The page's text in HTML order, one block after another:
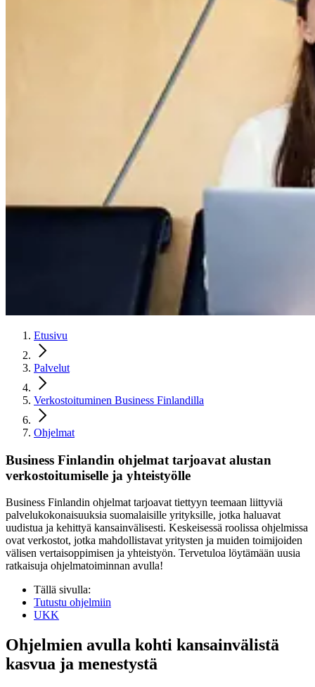
Etusivu
Palvelut
Verkostoituminen Business Finlandilla
Ohjelmat
Business Finlandin ohjelmat tarjoavat alustan
verkos­toitumiselle ja yhteis­työlle
Business Finlandin ohjelmat tarjoavat tiettyyn teemaan liittyviä
palvelukokonaisuuksia suomalaisille yrityksille, jotka haluavat
uudistua ja kehittyä kansainvälisesti. Keskeisessä roolissa ohjelmissa
ovat verkostot, jotka mahdollistavat yritysten ja muiden toimijoiden
välisen vertaisoppimisen ja yhteistyön. Tervetuloa löytämään uusia
ratkaisuja ohjelmatoiminnan avulla!
Tällä sivulla:
Tutustu ohjelmiin
UKK
Ohjelmien avulla kohti kansainvälistä
kasvua ja menestystä